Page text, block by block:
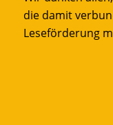
die damit
Leseförderung